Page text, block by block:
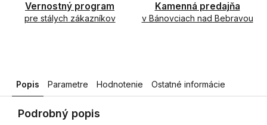
Vernostný program
pre stálych zákazníkov
Kamenná predajňa
v Bánovciach nad Bebravou
Popis Parametre Hodnotenie Ostatné informácie
Podrobný popis